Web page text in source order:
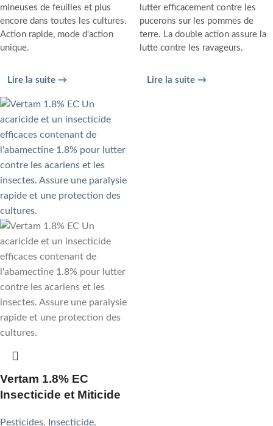
mineuses de feuilles et plus
encore dans toutes les cultures.
Action rapide, mode d'action
unique.
Lire la suite →
lutter efficacement contre les
pucerons sur les pommes de
terre. La double action assure la
lutte contre les ravageurs.
Lire la suite →
Vertam 1.8% EC
Insecticide et Miticide
Pesticides, Insecticide,